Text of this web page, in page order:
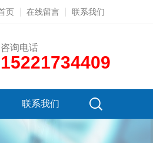
页 在线留言 联系我们
咨询电话
15221734409
联系我们